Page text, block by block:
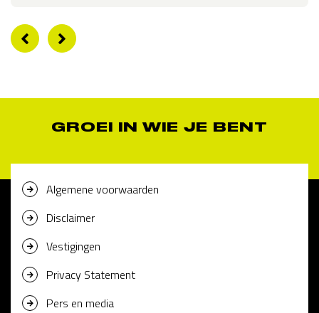
GROEI IN WIE JE BENT
Algemene voorwaarden
Disclaimer
Vestigingen
Privacy Statement
Pers en media